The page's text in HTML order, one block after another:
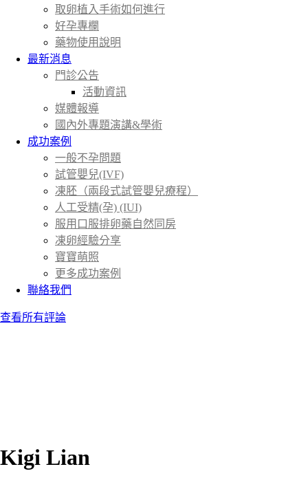
取卵植入手術如何進行
好孕專欄
藥物使用說明
最新消息
門診公告
活動資訊
媒體報導
國內外專題演講&學術
成功案例
一般不孕問題
試管嬰兒(IVF)
凍胚（兩段式試管嬰兒療程）
人工受精(孕) (IUI)
服用口服排卵藥自然同房
凍卵經驗分享
寶寶萌照
更多成功案例
聯絡我們
查看所有評論
Kigi Lian